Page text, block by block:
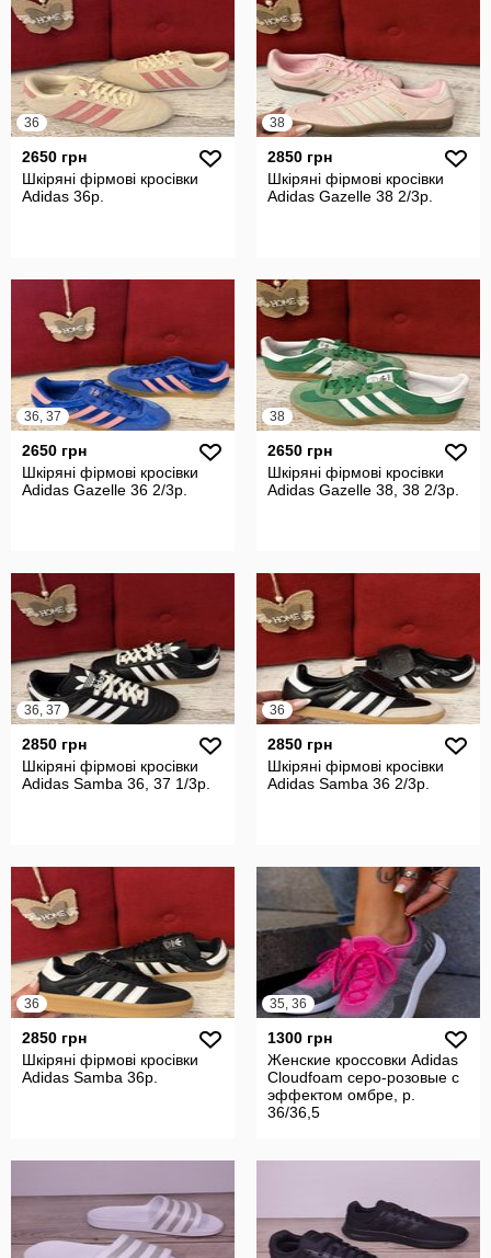
36
2650 грн
Шкіряні фірмові кросівки
Adidas 36р.
38
2850 грн
Шкіряні фірмові кросівки
Adidas Gazelle 38 2/3р.
36, 37
2650 грн
Шкіряні фірмові кросівки
Adidas Gazelle 36 2/3р.
38
2650 грн
Шкіряні фірмові кросівки
Adidas Gazelle 38, 38 2/3р.
36, 37
2850 грн
Шкіряні фірмові кросівки
Adidas Samba 36, 37 1/3р.
36
2850 грн
Шкіряні фірмові кросівки
Adidas Samba 36 2/3р.
36
2850 грн
Шкіряні фірмові кросівки
Adidas Samba 36р.
35, 36
1300 грн
Женские кроссовки Adidas
Cloudfoam серо-розовые с
эффектом омбре, р.
36/36,5